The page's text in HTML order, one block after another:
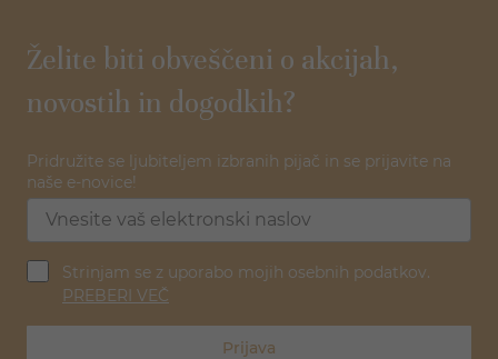
Želite biti obveščeni o akcijah,
novostih in dogodkih?
Pridružite se ljubiteljem izbranih pijač in se prijavite na
naše e-novice!
Strinjam se z uporabo mojih osebnih podatkov.
PREBERI VEČ
Prijava